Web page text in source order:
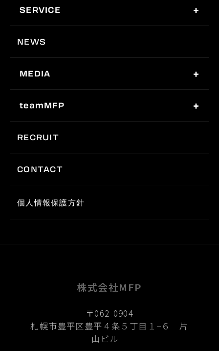
SERVICE
NEWS
MEDIA
teamMFP
RECRUIT
CONTACT
個人情報保護方針
株式会社MFP
〒062-0904
札幌市豊平区豊平４条５丁目１−６ 片
山ビル